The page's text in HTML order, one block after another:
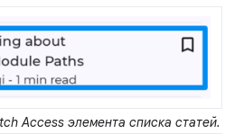
Access элемента списка статей.